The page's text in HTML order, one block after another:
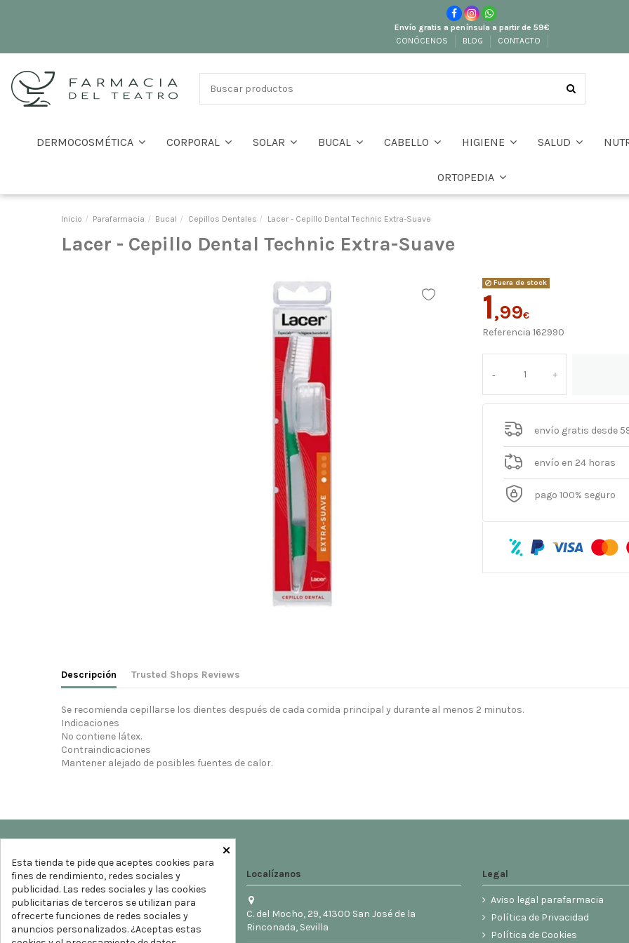
Envío gratis a península a partir de 59€
CONÓCENOS
BLOG CONTACTO
DERMOCOSMÉTICA CORPORAL SOLAR BUCAL CABELLO HIGIENE SALUD
ORTOPEDIA
Inicio Parafarmacia Bucal Cepillos Dentales Lacer - Cepillo Dental Technic Extra-Suave
Lacer - Cepillo Dental Technic Extra-Suave
Fuera de stock
1,99€
Referencia 162990
envío gratis desde
envío en 24 horas
pago 100% seguro
Descripción Trusted Shops Reviews
Se recomienda cepillarse los dientes después de cada comida principal y durante al menos 2 minutos.
Indicaciones
No contiene látex.
Contraindicaciones
Mantener alejado de posibles fuentes de calor.
Localízanos
C. del Mocho, 29, 41300 San José de la
Rinconada, Sevilla
Legal
Aviso legal parafarmacia
Política de Privacidad
Política de Cookies
×
Esta tienda te pide que aceptes cookies para
fines de rendimiento, redes sociales y
publicidad. Las redes sociales y las cookies
publicitarias de terceros se utilizan para
ofrecerte funciones de redes sociales y
anuncios personalizados. ¿Aceptas estas